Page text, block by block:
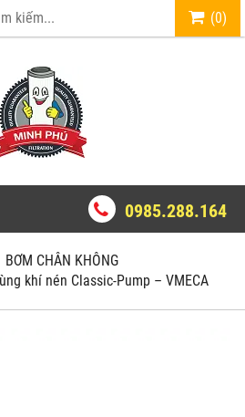
(0)
0985.288.164
BƠM CHÂN KHÔNG
khí nén Classic-Pump – VMECA